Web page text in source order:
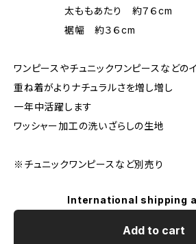
太ももあたり 約７６cm
裾幅 約３６cm
ワンピースやチュニックワンピースなどの
重ね着がよりナチュラルさを増し増し
一年中活躍します
ワッシャー加工の洗いざらしの生地
※チュニックワンピースなど別売り
International shipping
Add to cart